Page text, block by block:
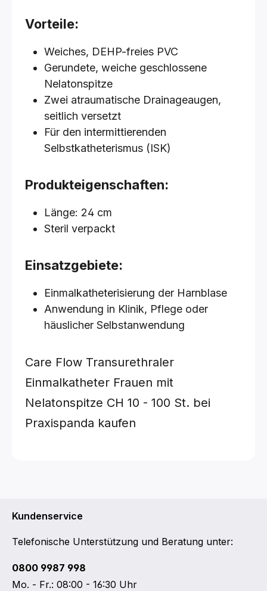
Vorteile:
Weiches, DEHP-freies PVC
Gerundete, weiche geschlossene
Nelatonspitze
Zwei atraumatische Drainageaugen,
seitlich versetzt
Für den intermittierenden
Selbstkatheterismus (ISK)
Produkteigenschaften:
Länge: 24 cm
Steril verpackt
Einsatzgebiete:
Einmalkatheterisierung der Harnblase
Anwendung in Klinik, Pflege oder
häuslicher Selbstanwendung
Care Flow Transurethraler
Einmalkatheter Frauen mit
Nelatonspitze CH 10 - 100 St. bei
Praxispanda kaufen
Kundenservice
Telefonische Unterstützung und Beratung unter:
0800 9987 998
Mo. - Fr.: 08:00 - 16:30 Uhr